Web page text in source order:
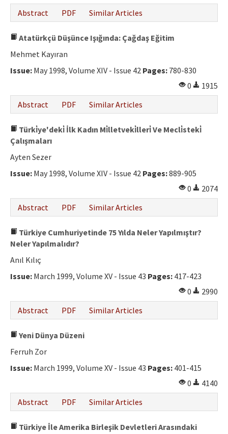
Abstract
PDF Similar Articles
Atatürkçü Düşünce Işığında: Çağdaş Eğitim
Mehmet Kayıran
Issue: May 1998, Volume XIV - Issue 42 Pages: 780-830
0
1915
Abstract
PDF Similar Articles
Türki̇ye'deki̇ İlk Kadın Mi̇lletveki̇lleri̇ Ve Mecli̇steki̇
Çalışmaları
Ayten Sezer
Issue: May 1998, Volume XIV - Issue 42 Pages:889-905
0
2074
Abstract
PDF Similar Articles
Türkiye Cumhuriyetinde 75 Yılda Neler Yapılmıştır?
Neler Yapılmalıdır?
Anıl Kılıç
Issue: March 1999, Volume XV - Issue 43 Pages: 417-423
0
2990
Abstract
PDF Similar Articles
Yeni Dünya Düzeni
Ferruh Zor
Issue: March 1999, Volume XV - Issue 43 Pages: 401-415
0
4140
Abstract
PDF Similar Articles
Türkiye İle Amerika Birleşik Devletleri Arasındaki